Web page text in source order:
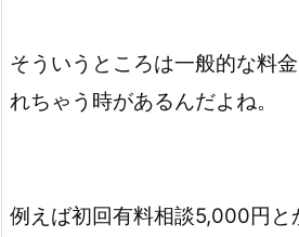
そういうところは一般的な料
れちゃう時があるんだよね。
例えば初回有料相談5,000円と